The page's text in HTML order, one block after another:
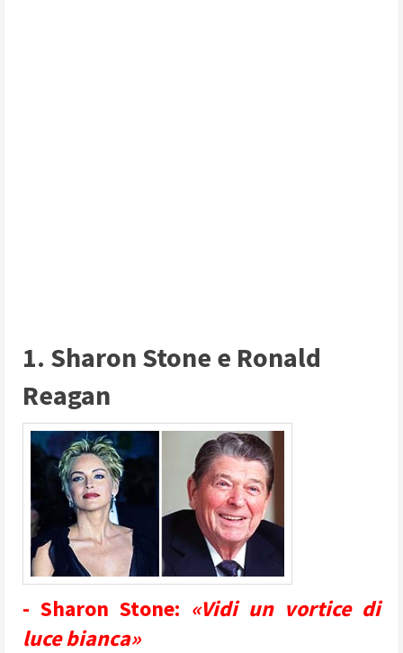
1. Sharon Stone e Ronald
Reagan
- Sharon Stone: «Vidi un vortice di
luce bianca»